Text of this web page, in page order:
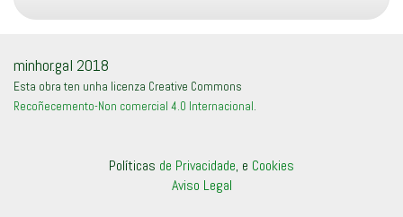
minhor.gal 2018
Esta obra ten unha licenza Creative Commons
Recoñecemento-Non comercial 4.0 Internacional.
Políticas de Privacidade, e Cookies
Aviso Legal